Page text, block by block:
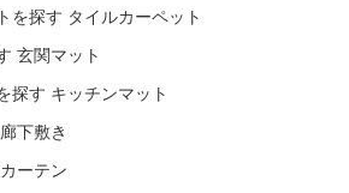
タイルカーペット
玄関マット
キッチンマット
廊下敷き
カーテン